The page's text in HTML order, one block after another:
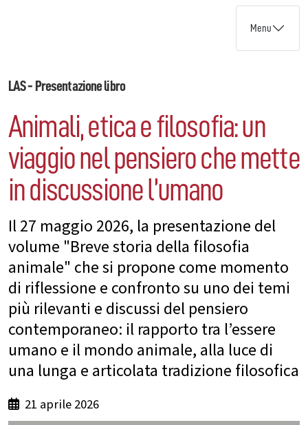
Menu
LAS - Presentazione libro
Animali, etica e filosofia: un
viaggio nel pensiero che mette
in discussione l’umano
Il 27 maggio 2026, la presentazione del
volume "Breve storia della filosofia
animale" che si propone come momento
di riflessione e confronto su uno dei temi
più rilevanti e discussi del pensiero
contemporaneo: il rapporto tra l’essere
umano e il mondo animale, alla luce di
una lunga e articolata tradizione filosofica
21 aprile 2026